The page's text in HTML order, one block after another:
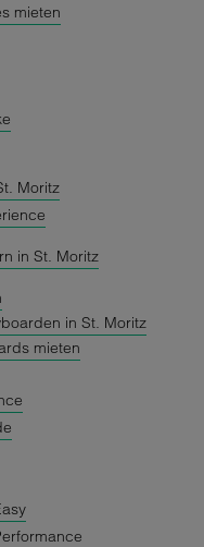
mieten
Moritz
in St. Moritz
in St. Moritz
mieten